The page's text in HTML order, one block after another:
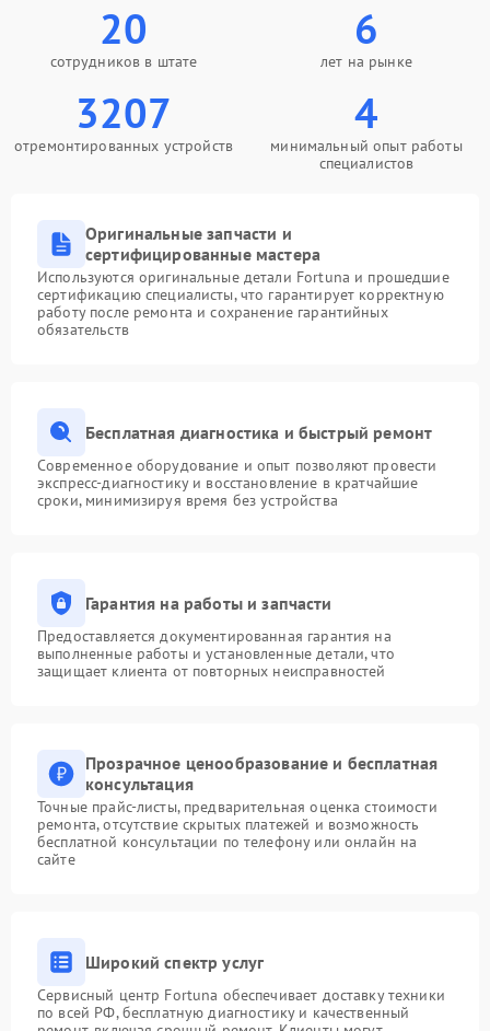
20
сотрудников в штате
6
лет на рынке
3207
отремонтированных устройств
4
минимальный опыт работы
специалистов
Оригинальные запчасти и
сертифицированные мастера
Используются оригинальные детали Fortuna и прошедшие
сертификацию специалисты, что гарантирует корректную
работу после ремонта и сохранение гарантийных
обязательств
Бесплатная диагностика и быстрый ремонт
Современное оборудование и опыт позволяют провести
экспресс-диагностику и восстановление в кратчайшие
сроки, минимизируя время без устройства
Гарантия на работы и запчасти
Предоставляется документированная гарантия на
выполненные работы и установленные детали, что
защищает клиента от повторных неисправностей
Прозрачное ценообразование и бесплатная
консультация
Точные прайс-листы, предварительная оценка стоимости
ремонта, отсутствие скрытых платежей и возможность
бесплатной консультации по телефону или онлайн на
сайте
Широкий спектр услуг
Сервисный центр Fortuna обеспечивает доставку техники
по всей РФ, бесплатную диагностику и качественный